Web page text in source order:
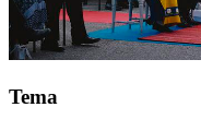
Tema